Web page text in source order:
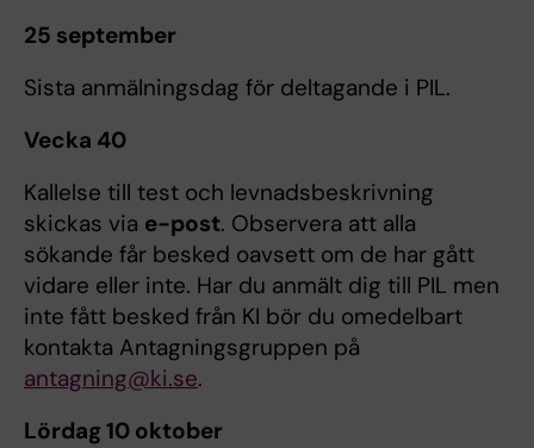
25 september
Sista anmälningsdag för deltagande i PIL.
Vecka 40
Kallelse till test och levnadsbeskrivning
skickas via e-post. Observera att alla
sökande får besked oavsett om de har gått
vidare eller inte. Har du anmält dig till PIL men
inte fått besked från KI bör du omedelbart
kontakta Antagningsgruppen på
antagning@ki.se.
Lördag 10 oktober